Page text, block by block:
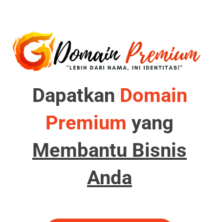
Dapatkan Domain
Premium yang
Membantu Bisnis
Anda